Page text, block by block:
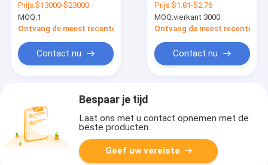
Printer 220v
Prijs:$13000-$23000
MOQ:1
Ontvang de meest recente Prijs
Contact nu
offset-drukplaat
Prijs:$1.81-$2.76
MOQ:vierkant 3000
Ontvang de meest recente
Contact nu
Bespaar je tijd
Laat ons met u contact opnemen met de
beste producten.
Geef uw vereiste